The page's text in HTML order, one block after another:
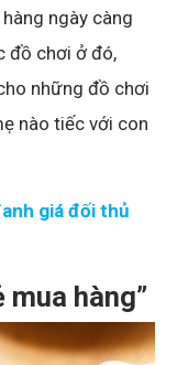
ngày càng
đồ chơi ở đó,
những đồ chơi
nào tiếc với con
giá đối thủ
mua hàng”